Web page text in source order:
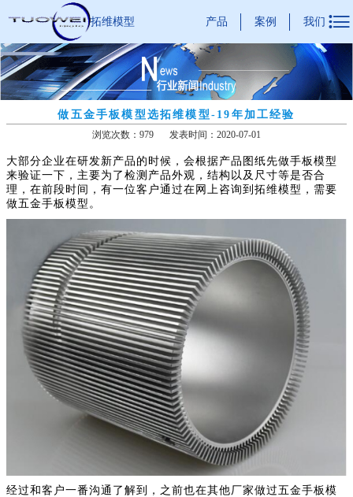
拓维模型 产品 案例 我们 
做五金手板模型选拓维模型-19年加工经验
浏览次数：979 发表时间：2020-07-01
大部分企业在研发新产品的时候，会根据产品图纸先做手板模型
来验证一下，主要为了检测产品外观，结构以及尺寸等是否合
理，在前段时间，有一位客户通过在网上咨询到拓维模型，需要
做五金手板模型。
经过和客户一番沟通了解到，之前也在其他厂家做过五金手板模